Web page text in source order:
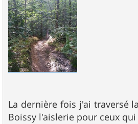
La dernière fois j'ai traversé
Boissy l'aislerie pour ceux